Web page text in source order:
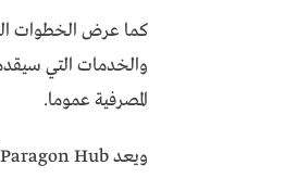
والخدمات التي
المصرفية عموما.